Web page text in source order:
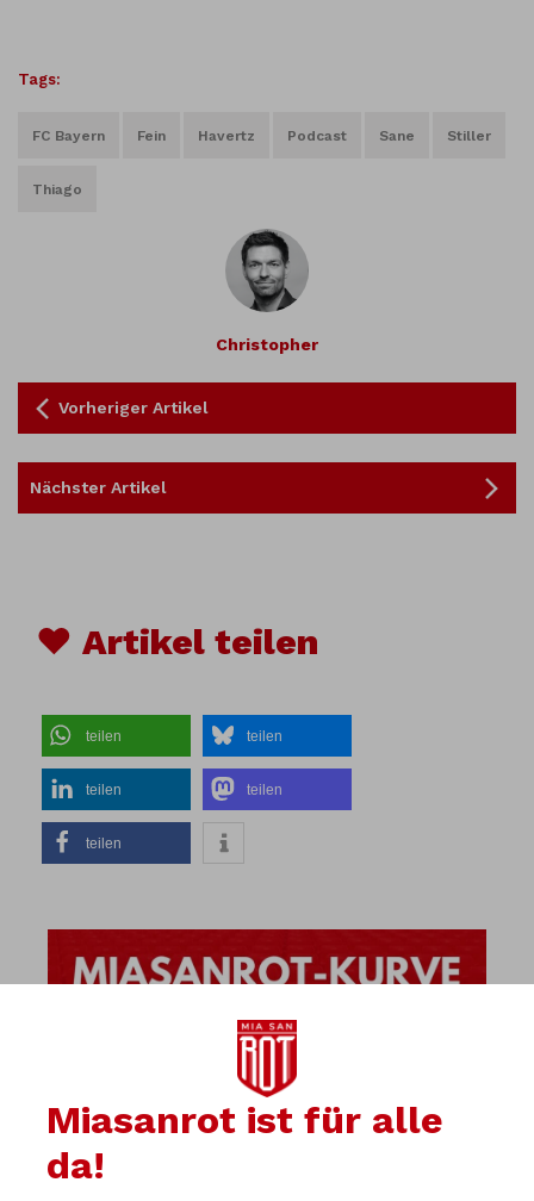
Tags:
FC Bayern Fein Havertz Podcast Sane Stiller
Thiago
Christopher
Vorheriger Artikel
Nächster Artikel
♥ Artikel teilen
teilen teilen
teilen teilen
teilen
Miasanrot ist für alle
da!